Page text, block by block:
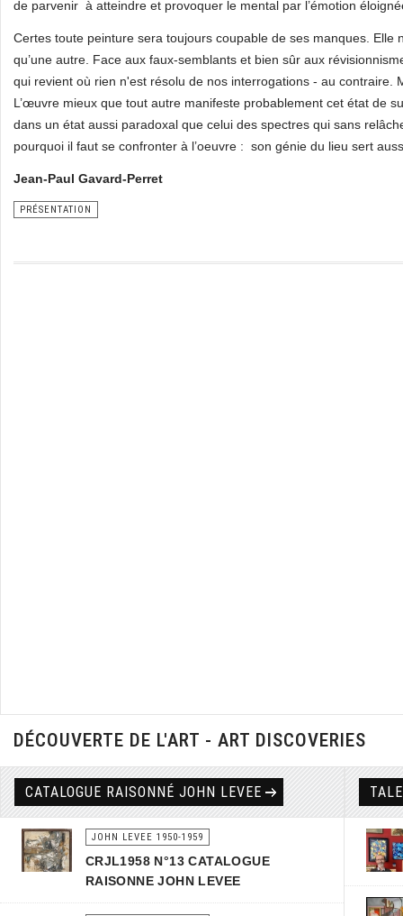
de parvenir à atteindre et provoquer le mental par l’émotion
Certes toute peinture sera toujours coupable de ses manques.
qu’une autre. Face aux faux-semblants et bien sûr aux
qui revient où rien n'est résolu de nos interrogations - au
L’œuvre mieux que tout autre manifeste probablement cet état de
dans un état aussi paradoxal que celui des spectres qui sans
pourquoi il faut se confronter à l’oeuvre : son génie du lieu sert
Jean-Paul Gavard-Perret
PRÉSENTATION
DÉCOUVERTE DE L'ART - ART DISCOVERIES
CATALOGUE RAISONNÉ JOHN LEVEE
JOHN LEVEE 1950-1959
CRJL1958 N°13 CATALOGUE
RAISONNE JOHN LEVEE